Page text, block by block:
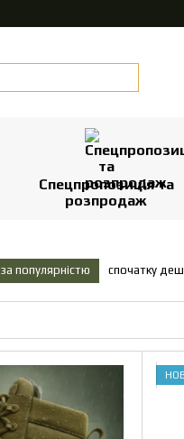
Спецпропозиція та
розпродаж
за популярністю спочатку